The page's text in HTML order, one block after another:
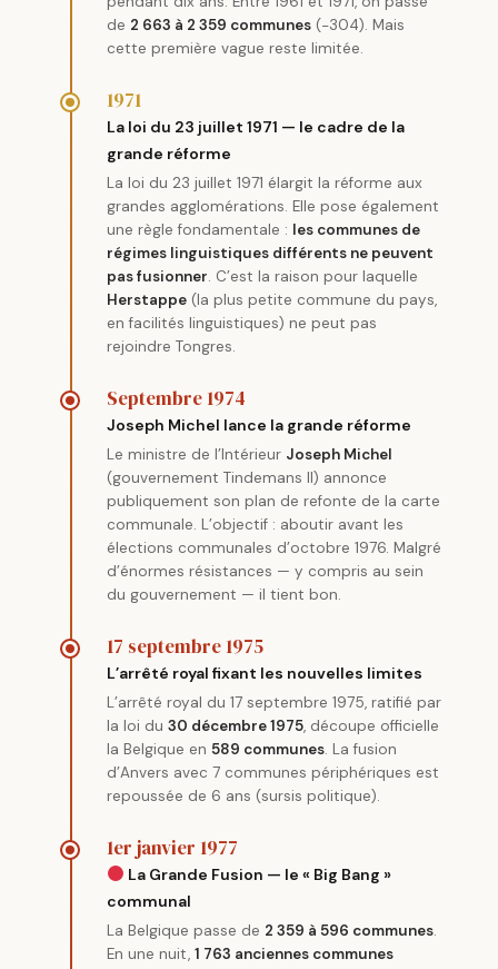
de 2 663 à 2 359 communes (−304). Mais
cette première vague reste limitée.
1971
La loi du 23 juillet 1971 — le cadre de la
grande réforme
La loi du 23 juillet 1971 élargit la réforme aux
grandes agglomérations. Elle pose également
une règle fondamentale : les communes de
régimes linguistiques différents ne peuvent
pas fusionner. C’est la raison pour laquelle
Herstappe (la plus petite commune du pays,
en facilités linguistiques) ne peut pas
rejoindre Tongres.
Septembre 1974
Joseph Michel lance la grande réforme
Le ministre de l’Intérieur Joseph Michel
(gouvernement Tindemans II) annonce
publiquement son plan de refonte de la carte
communale. L’objectif : aboutir avant les
élections communales d’octobre 1976. Malgré
d’énormes résistances — y compris au sein
du gouvernement — il tient bon.
17 septembre 1975
L’arrêté royal fixant les nouvelles limites
L’arrêté royal du 17 septembre 1975, ratifié par
la loi du 30 décembre 1975, découpe officielle
la Belgique en 589 communes. La fusion
d’Anvers avec 7 communes périphériques est
repoussée de 6 ans (sursis politique).
1er janvier 1977
La Grande Fusion — le « Big Bang »
communal
La Belgique passe de 2 359 à 596 communes.
En une nuit, 1 763 anciennes communes